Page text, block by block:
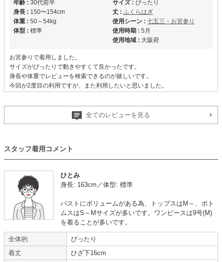
年齢 : 30代前半
身長 : 150〜154cm
体重 : 50～54kg
体型 : 標準
サイズ : ぴったり
丈 : ふくらはぎ
使用シーン : 七五三・お宮参り
使用時期 : 5月
使用地域 : 大阪府
お宮参りで着用しました。
サイズがぴったりで動きやすくて良かったです。
身長や体重でレビューを検索できるのが嬉しいです。
今回が2度目の利用ですが、また利用したいと思いました。
【M00238】を使用
年齢 :30代前半
体型 :標準
使用地域 :
【一緒に注文した商品】
全てのレビューを見る
スタッフ着用コメント
ひとみ
身長: 163cm／体型: 標準
バストにボリュームがある為、トップスはM～、ボト
ムスはS～Mサイズが多いです。ワンピースは9号(M)
を着ることが多いです。
全体的
ぴったり
着丈
ひざ下16cm